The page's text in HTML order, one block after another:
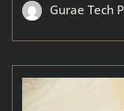
Gurae Tech